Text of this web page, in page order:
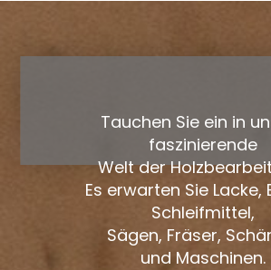
Tauchen Sie ein in
faszinierende
Welt der
Es erwarten Sie Lacke,
Schleifmittel,
Sägen, Fräser,
und Maschinen.